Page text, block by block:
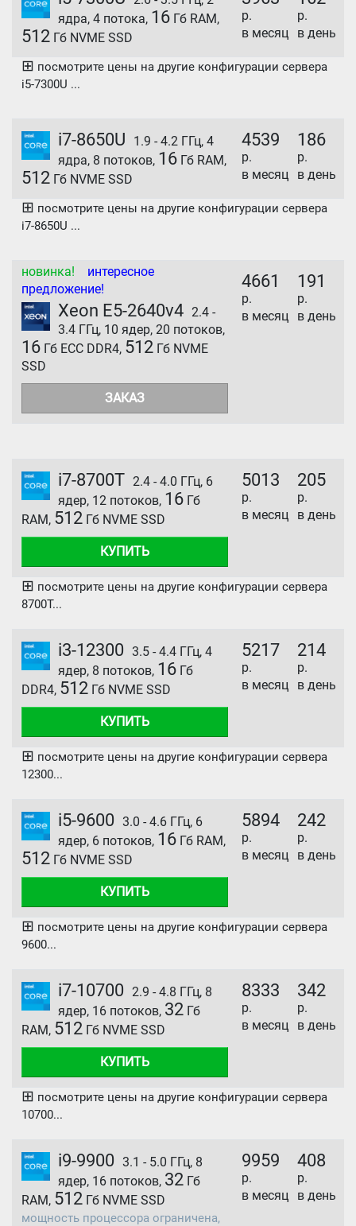
ядра, 4 потока, 16 Гб RAM,
512 Гб NVME SSD
р.
в месяц
р.
в день
⊞ посмотрите цены на другие конфигурации сервера
i5-7300U ...
i7-8650U
1.9 - 4.2 ГГц, 4
ядра, 8 потоков, 16 Гб RAM,
512 Гб NVME SSD
4539
р.
в месяц
186
р.
в день
⊞ посмотрите цены на другие конфигурации сервера
i7-8650U ...
новинка! интересное
предложение!
Xeon E5-2640v4 2.4 -
3.4 ГГц, 10 ядер, 20 потоков,
16 Гб ECC DDR4, 512 Гб NVME
SSD
ЗАКАЗ
4661
р.
в месяц
191
р.
в день
i7-8700T 2.4 - 4.0 ГГц, 6
ядер, 12 потоков, 16 Гб
RAM, 512 Гб NVME SSD
КУПИТЬ
5013
р.
в месяц
205
р.
в день
⊞ посмотрите цены на другие конфигурации сервера
8700T...
i3-12300 3.5 - 4.4 ГГц, 4
ядер, 8 потоков, 16 Гб
DDR4, 512 Гб NVME SSD
КУПИТЬ
5217
р.
в месяц
214
р.
в день
⊞ посмотрите цены на другие конфигурации сервера
12300...
i5-9600 3.0 - 4.6 ГГц, 6
ядер, 6 потоков, 16 Гб RAM,
512 Гб NVME SSD
КУПИТЬ
5894
р.
в месяц
242
р.
в день
⊞ посмотрите цены на другие конфигурации сервера
9600...
i7-10700
2.9 - 4.8 ГГц, 8
ядер, 16 потоков, 32 Гб
RAM, 512 Гб NVME SSD
КУПИТЬ
8333
р.
в месяц
342
р.
в день
⊞ посмотрите цены на другие конфигурации сервера
10700...
i9-9900 3.1 - 5.0 ГГц, 8
ядер, 16 потоков, 32 Гб
RAM, 512 Гб NVME SSD
мощность процессора ограничена,
9959
р.
в месяц
408
р.
в день